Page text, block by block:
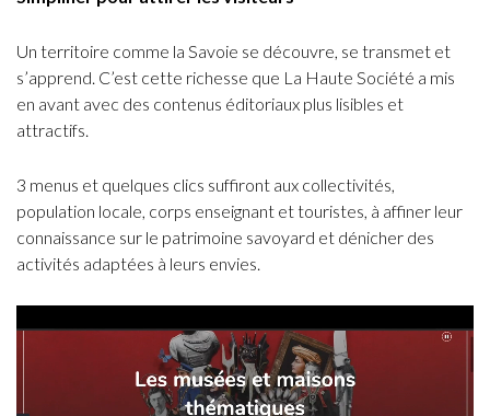
Un territoire comme la Savoie se découvre, se transmet et
s’apprend. C’est cette richesse que La Haute Société a mis
en avant avec des contenus éditoriaux plus lisibles et
attractifs.
3 menus et quelques clics suffiront aux collectivités,
population locale, corps enseignant et touristes, à affiner leur
connaissance sur le patrimoine savoyard et dénicher des
activités adaptées à leurs envies.